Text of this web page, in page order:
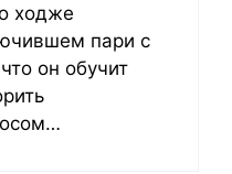
ходже
пари с
он обучит